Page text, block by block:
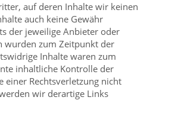
auf deren Inhalte wir keinen
auch keine Gewähr
der jeweilige Anbieter oder
wurden zum Zeitpunkt der
Inhalte waren zum
inhaltliche Kontrolle der
Rechtsverletzung nicht
wir derartige Links